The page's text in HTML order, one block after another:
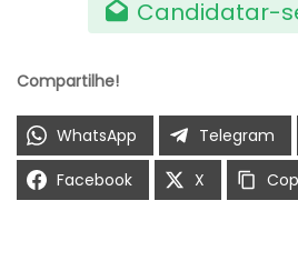
Candidatar-
Compartilhe!
WhatsApp Telegram
Facebook
X